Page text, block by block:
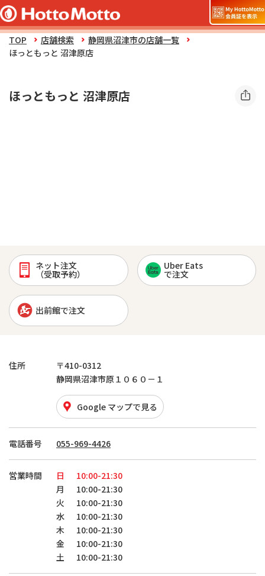
TOP 店舗検索
静岡県沼津市の店舗一覧
ほっともっと 沼津原店
ほっともっと 沼津原店
ネット注文
（受取予約）
Uber Eats
で注文
出前館で注文
住所
〒410-0312
静岡県沼津市原１０６０－１
Google マップで見る
電話番号 055-969-4426
営業時間 日
10:00-21:30
月
10:00-21:30
火
10:00-21:30
水
10:00-21:30
木
10:00-21:30
金
10:00-21:30
土
10:00-21:30